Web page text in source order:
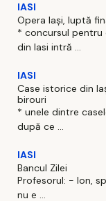
IASI
Opera Iași, luptă
* concursul pentru
din Iasi intră ...
IASI
Case istorice din
birouri
* unele dintre
după ce ...
IASI
Bancul Zilei
Profesorul: - Ion,
nu e ...